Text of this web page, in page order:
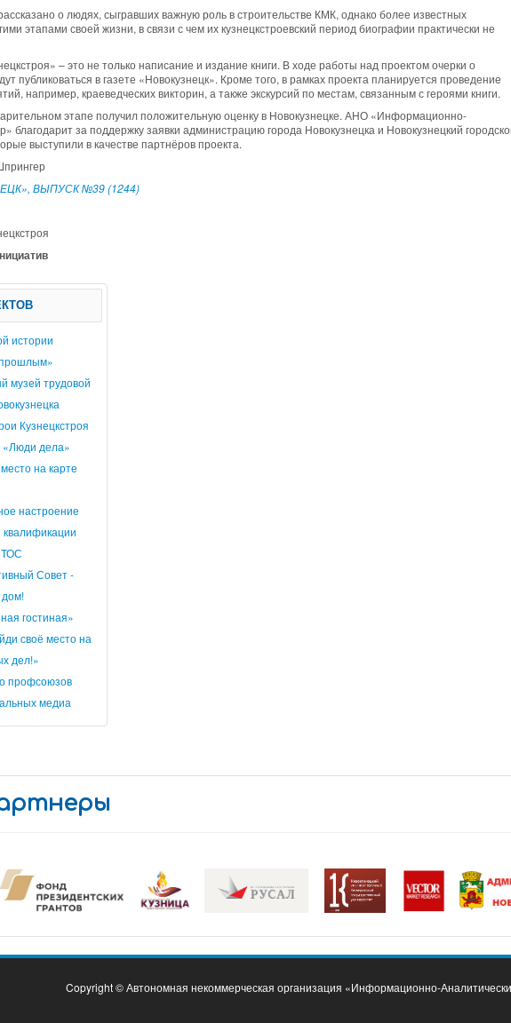
о людях, сыгравших важную роль в строительстве КМК, однако более известных
этапами своей жизни, в связи с чем их кузнецкстроевский период биографии практически не
– это не только написание и издание книги. В ходе работы над проектом очерки о
публиковаться в газете «Новокузнецк». Кроме того, в рамках проекта планируется проведение
например, краеведческих викторин, а также экскурсий по местам, связанным с героями книги.
этапе получил положительную оценку в Новокузнецке. АНО «Информационно-
благодарит за поддержку заявки администрацию города Новокузнецка и Новокузнецкий
выступили в качестве партнёров проекта.
ВЫПУСК №39 (1244)
истории
музей трудовой
Кузнецкстроя
«Люди дела»
на карте
настроение
ТОС
Совет -
дом!
гостиная»
своё место на
дел!»
профсоюзов
медиа
Copyright © Автономная некоммерческая организация «Информационно-